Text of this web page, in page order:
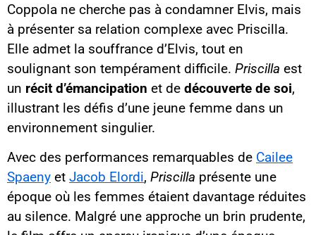
Coppola ne cherche pas à condamner Elvis, mais
à présenter sa relation complexe avec Priscilla.
Elle admet la souffrance d’Elvis, tout en
soulignant son tempérament difficile. Priscilla est
un récit d’émancipation et de découverte de soi,
illustrant les défis d’une jeune femme dans un
environnement singulier.
Avec des performances remarquables de Cailee
Spaeny et Jacob Elordi, Priscilla présente une
époque où les femmes étaient davantage réduites
au silence. Malgré une approche un brin prudente,